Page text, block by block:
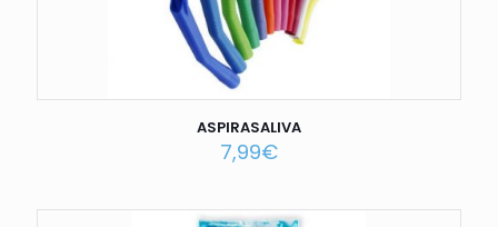
ASPIRASALIVA
7,99€